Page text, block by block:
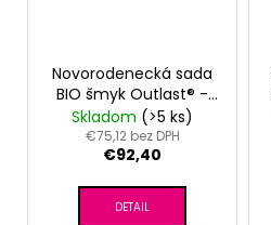
Novorodenecká sada
BIO šmyk Outlast® -
biela hnedý
tuleň/oriešková
Skladom (>5 ks)
€75,12 bez DPH
€92,40
DETAIL